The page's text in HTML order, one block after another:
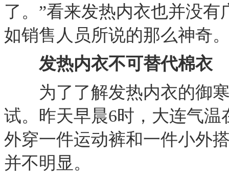
了。”看来发热内衣也并没
如销售人员所说的那么神奇
发热内衣不可替代棉衣
为了了解发热内衣的御寒
试。昨天早晨6时，大连气
外穿一件运动裤和一件小外
并不明显。